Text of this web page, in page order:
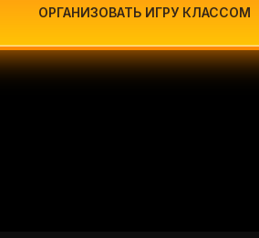
ОРГАНИЗОВАТЬ ИГРУ КЛАССОМ